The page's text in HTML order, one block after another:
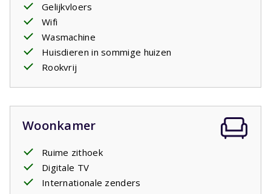
Gelijkvloers
Wifi
Wasmachine
Huisdieren in sommige huizen
Rookvrij
Woonkamer
Ruime zithoek
Digitale TV
Internationale zenders